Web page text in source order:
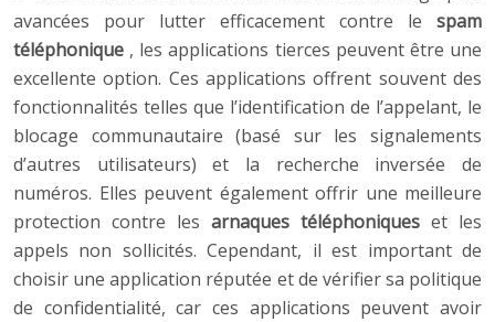
avancées pour lutter efficacement contre le spam
téléphonique , les applications tierces peuvent être une
excellente option. Ces applications offrent souvent des
fonctionnalités telles que l’identification de l’appelant, le
blocage communautaire (basé sur les signalements
d’autres utilisateurs) et la recherche inversée de
numéros. Elles peuvent également offrir une meilleure
protection contre les arnaques téléphoniques et les
appels non sollicités. Cependant, il est important de
choisir une application réputée et de vérifier sa politique
de confidentialité, car ces applications peuvent avoir